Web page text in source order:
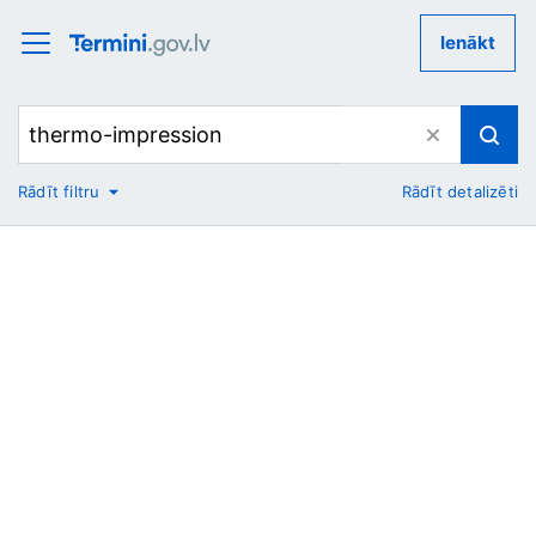
Ienākt
No
Rādīt filtru Rādīt detalizēti